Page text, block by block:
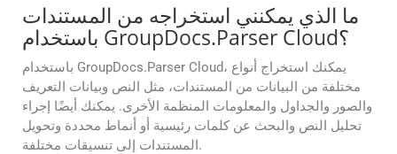
ما الذي يمكنني استخراجه من المستندات
باستخدام GroupDocs.Parser Cloud؟
باستخدام GroupDocs.Parser Cloud، يمكنك استخراج أنواع
مختلفة من البيانات من المستندات، مثل النص وبيانات التعريف
والصور والجداول والمعلومات المنظمة الأخرى. يمكنك أيضًا إجراء
تحليل النص والبحث عن كلمات رئيسية أو أنماط محددة وتحويل
المستندات إلى تنسيقات مختلفة.